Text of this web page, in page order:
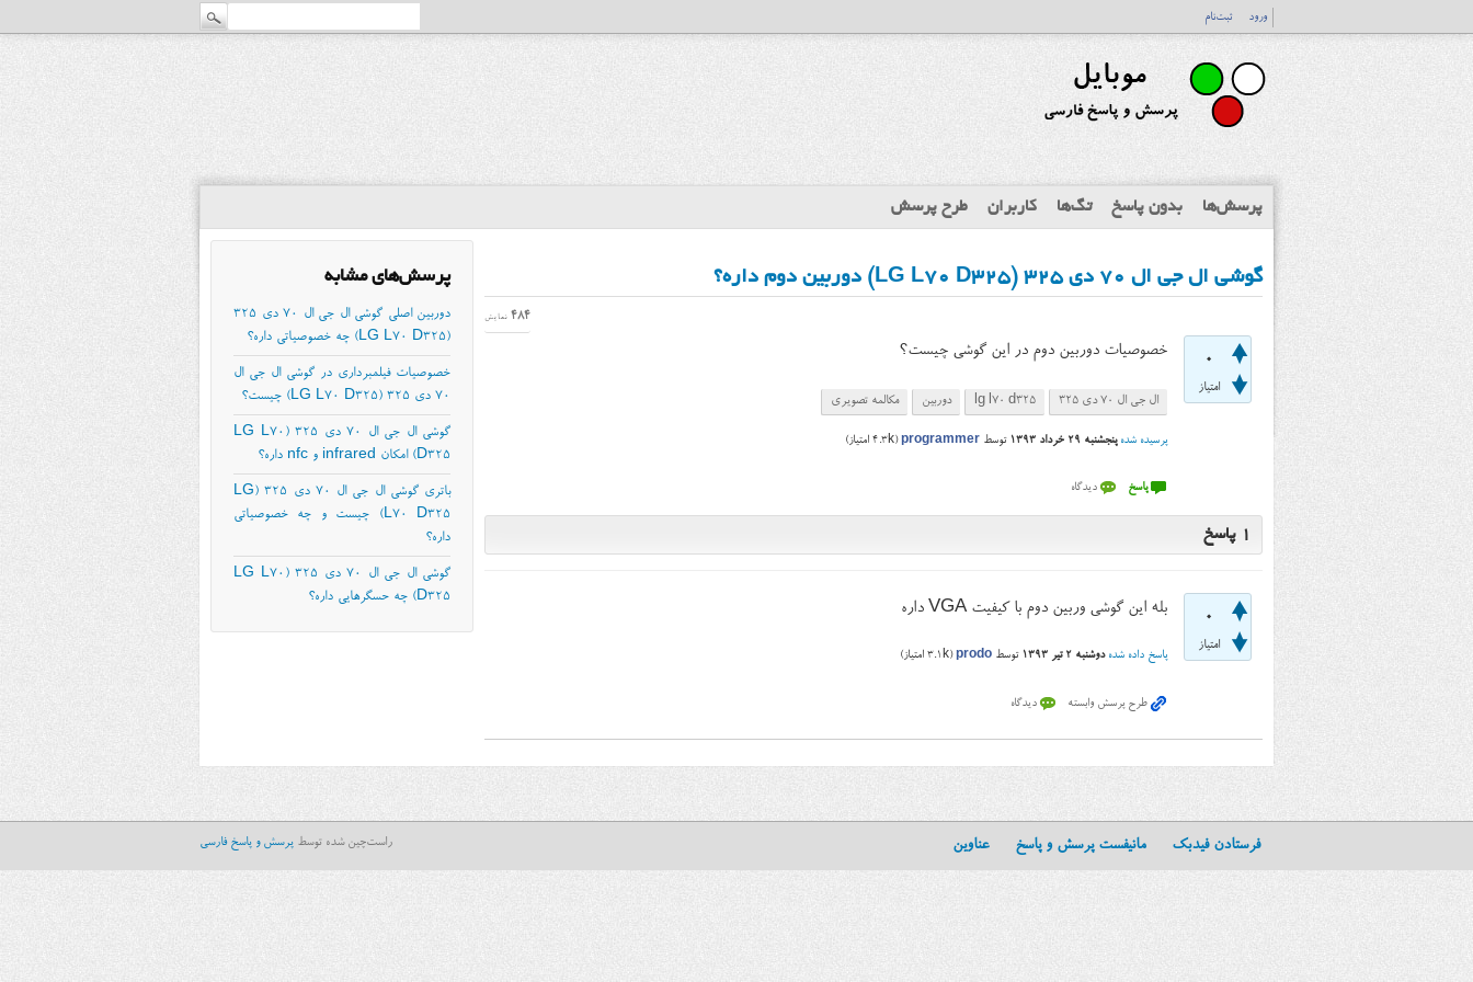
ورود ثبت‌نام
پرسش‌ها بدون پاسخ تگ‌ها کاربران طرح پرسش
پرسش‌های مشابه
دوربین اصلی گوشی ال جی ال 70 دی ۳۲۵
(LG L70 D325) چه خصوصیاتی داره؟
خصوصیات فیلمبرداری در گوشی ال جی ال
70 دی ۳۲۵ (LG L70 D325) چیست؟
گوشی ال جی ال 70 دی ۳۲۵ (LG L70
D325) امکان infrared و nfc داره؟
باتری گوشی ال جی ال 70 دی ۳۲۵ (LG
L70 D325) چیست و چه خصوصیاتی
داره؟
گوشی ال جی ال 70 دی ۳۲۵ (LG L70
D325) چه حسگرهایی داره؟
گوشی ال جی ال 70 دی ۳۲۵ (LG L70 D325) دوربین دوم داره؟
0
امتیاز
484 نمایش
خصوصیات دوربین دوم در این گوشی چیست؟
ال جی ال 70 دی ۳۲۵ lg l70 d325 دوربین مکالمه تصویری
پرسیده شده پنجشنبه ۲۹ خرداد ۱۳۹۳ توسط programmer
(
4.3k امتیاز)
1 پاسخ
0
امتیاز
بله این گوشی وربین دوم با کیفیت VGA داره
پاسخ داده شده دوشنبه ۲ تیر ۱۳۹۳ توسط prodo
(
3.1k امتیاز)
فرستادن فیدبک مانیفست پرسش و پاسخ عناوین راست‌چین شده توسط پرسش و پاسخ فارسی